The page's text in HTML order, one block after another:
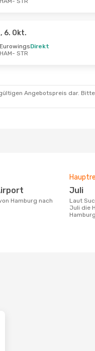
6. Okt.
EurowingsDirekt
HAM- STR
Angebotspreis dar.
Juli
Laut Suchanfragen unserer Kunden ist
Juli die